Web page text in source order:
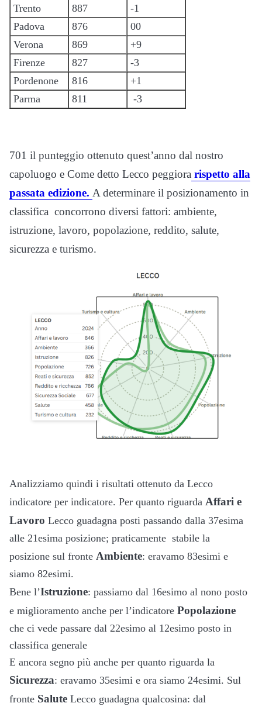
Trento
887
-1
Padova
876
00
Verona
869
+9
Firenze
827
-3
Pordenone
816
+1
Parma
811 -3
701 il punteggio ottenuto quest’anno dal nostro
capoluogo e Come detto Lecco peggiora rispetto alla
passata edizione. A determinare il posizionamento in
classifica concorrono diversi fattori: ambiente,
istruzione, lavoro, popolazione, reddito, salute,
sicurezza e turismo.
Analizziamo quindi i risultati ottenuto da Lecco
indicatore per indicatore. Per quanto riguarda Affari e
Lavoro Lecco guadagna posti passando dalla 37esima
alle 21esima posizione; praticamente stabile la
posizione sul fronte Ambiente: eravamo 83esimi e
siamo 82esimi.
Bene l’Istruzione: passiamo dal 16esimo al nono posto
e miglioramento anche per l’indicatore Popolazione
che ci vede passare dal 22esimo al 12esimo posto in
classifica generale
E ancora segno più anche per quanto riguarda la
Sicurezza: eravamo 35esimi e ora siamo 24esimi. Sul
fronte Salute Lecco guadagna qualcosina: dal